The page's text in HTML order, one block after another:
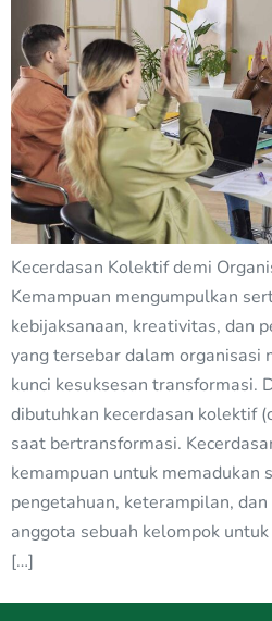
Kecerdasan Kolektif demi
Kemampuan mengumpulkan
kebijaksanaan, kreativitas, dan
yang tersebar dalam organisasi
kunci kesuksesan transformasi.
dibutuhkan kecerdasan kolektif
saat bertransformasi.
kemampuan untuk memadukan
pengetahuan, keterampilan,
anggota sebuah kelompok
[…]